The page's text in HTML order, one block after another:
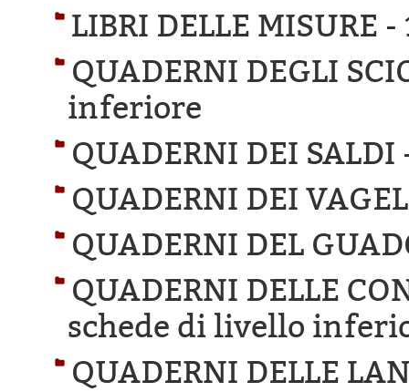
LIBRI DELLE MISURE -
QUADERNI DEGLI
inferiore
QUADERNI DEI
QUADERNI DEI
QUADERNI DEL
QUADERNI DELLE
schede di livello
QUADERNI DELLE